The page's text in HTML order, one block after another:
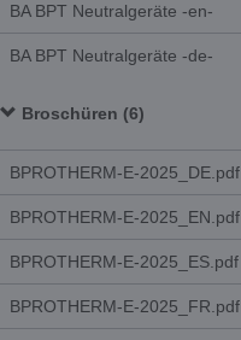
BA BPT Neutralgeräte -en-
BA BPT Neutralgeräte -de-
Broschüren (6)
BPROTHERM-E-2025_DE.pdf
BPROTHERM-E-2025_EN.pdf
BPROTHERM-E-2025_ES.pdf
BPROTHERM-E-2025_FR.pdf